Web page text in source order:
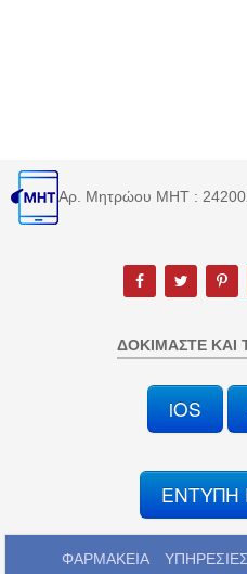
Αρ. Μητρώου MHT :
ΔΟΚΙΜΆΣΤΕ ΚΑΙ
iOS
ΕΝΤΥΠΗ
ΦΑΡΜΑΚΕΙΑ